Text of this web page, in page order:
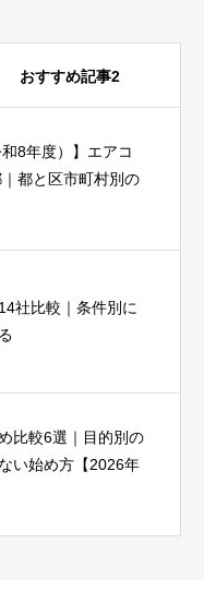
おすすめ記事2
和8年度）】エアコ
都と区市町村別の
社比較｜条件別に
比較6選｜目的別の
い始め方【2026年
を比較｜SE3
結論を出せる診断つ
験から目指す方法
すすめ比較｜種
失敗しない選び方